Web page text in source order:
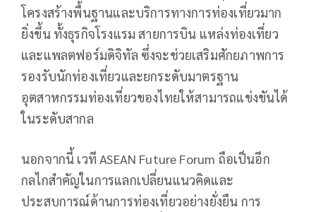
โครงสร้างพื้นฐานและบริการทางการท่องเที่ยวมาก
ยิ่งขึ้น ทั้งธุรกิจโรงแรม สายการบิน แหล่งท่องเที่ยว
และแพลตฟอร์มดิจิทัล ซึ่งจะช่วยเสริมศักยภาพการ
รองรับนักท่องเที่ยวและยกระดับมาตรฐาน
อุตสาหกรรมท่องเที่ยวของไทยให้สามารถแข่งขันได้
ในระดับสากล
นอกจากนี้ เวที ASEAN Future Forum ถือเป็นอีก
กลไกสำคัญในการแลกเปลี่ยนแนวคิดและ
ประสบการณ์ด้านการท่องเที่ยวอย่างยั่งยืน การ